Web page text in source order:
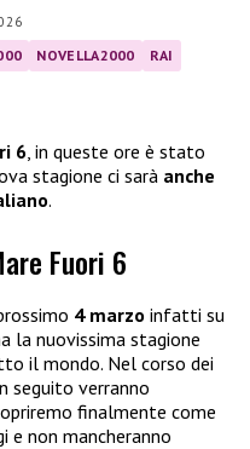
NOVELLA2000 RAI
6, in queste ore è stato
stagione ci sarà anche
.
Fuori 6
4 marzo infatti su
la nuovissima stagione
il mondo. Nel corso dei
seguito verranno
finalmente come
e non mancheranno